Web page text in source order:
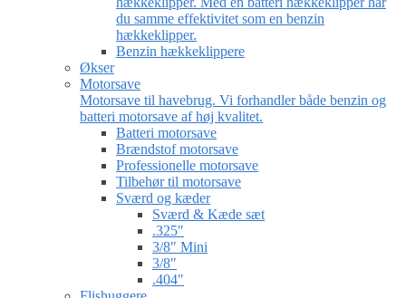
du samme effektivitet som en benzin
hækkeklipper.
Benzin hækkeklippere
Økser
Motorsave
Motorsave til havebrug. Vi forhandler både benzin og
batteri motorsave af høj kvalitet.
Batteri motorsave
Brændstof motorsave
Professionelle motorsave
Tilbehør til motorsave
Sværd og kæder
Sværd & Kæde sæt
.325″
3/8″ Mini
3/8″
.404″